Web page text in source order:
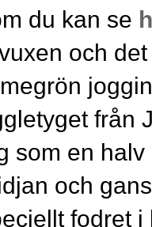
du kan se
och
från
som en
och
fodret